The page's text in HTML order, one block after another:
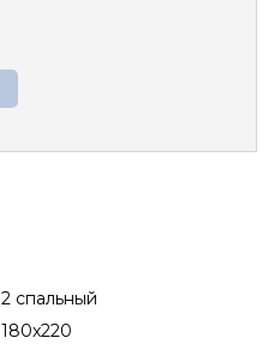
2 спальный
180x220